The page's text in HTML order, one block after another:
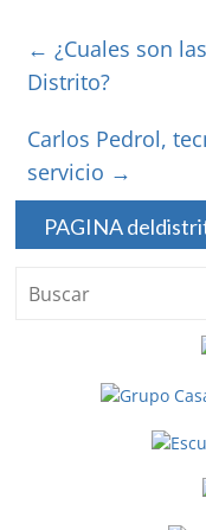
← ¿Cuales son
Distrito?
Carlos Pedrol,
servicio →
PAGINA